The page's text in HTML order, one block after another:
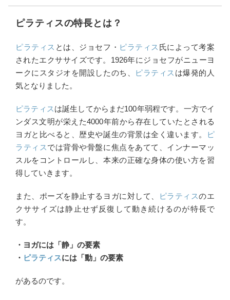
ピラティスの特長とは？
ピラティス とは、ジョセフ・ ピラティス 氏によって考案
されたエクササイズです。1926年にジョセフがニューヨ
ークにスタジオを開設したのち、
ピラティス は爆発的人
気となりました。
ピラティスは誕生してからまだ100年弱程です。一方でイ
ンダス文明が栄えた4000年前から存在していたとされる
ヨガと比べると、歴史や誕生の背景は全く違います。
ピ
ラティスでは背骨や骨盤に焦点をあてて、インナーマッ
スルをコントロールし、本来の正確な身体の使い方を習
得していきます。
また、ポーズを静止するヨガに対して、 ピラティスのエ
クササイズは静止せず反復して動き続けるのが特長で
す。
・ヨガには「静」の要素
・ ピラティスには「動」の要素
があるのです。